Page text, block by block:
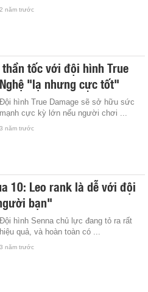
2 năm trước
tốc với đội hình True
"lạ nhưng cực tốt"
Đội hình True Damage sẽ sở hữu sức
mạnh cực kỳ lớn nếu người chơi ...
3 năm trước
10: Leo rank là dễ với đội
bạn"
Đội hình Senna chủ lực đang tỏ ra rất
hiệu quả, và hoàn toàn có ...
3 năm trước